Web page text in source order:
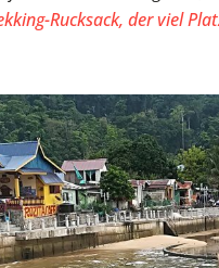
Rucksack, der viel